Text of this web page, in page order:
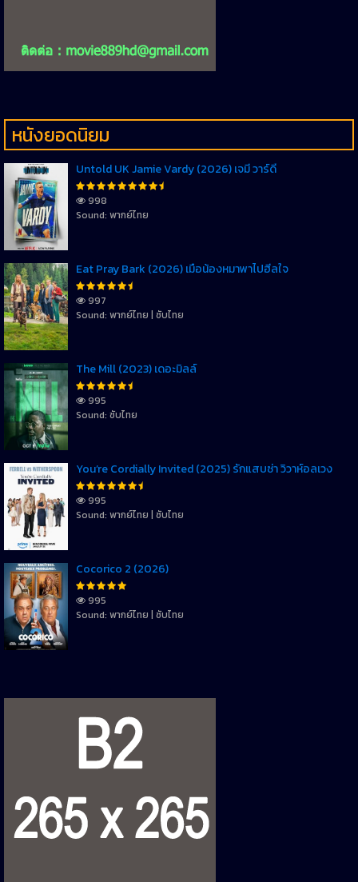
หนังยอดนิยม
Untold UK Jamie Vardy (2026) เจมี่ วาร์ดี้
998
Sound: พากย์ไทย
Eat Pray Bark (2026) เมื่อน้องหมาพาไปฮีลใจ
997
Sound: พากย์ไทย | ซับไทย
The Mill (2023) เดอะมิลล์
995
Sound: ซับไทย
You’re Cordially Invited (2025) รักแสบซ่า วิวาห์อลเวง
995
Sound: พากย์ไทย | ซับไทย
Cocorico 2 (2026)
995
Sound: พากย์ไทย | ซับไทย